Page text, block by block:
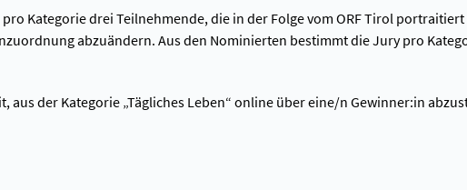
Kategorie drei Teilnehmende, die in der Folge vom ORF Tirol
abzuändern. Aus den Nominierten bestimmt die Jury pro
aus der Kategorie „Tägliches Leben“ online über eine/n Gewinner:in